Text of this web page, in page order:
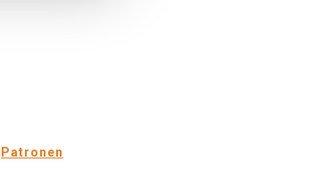
Patronen